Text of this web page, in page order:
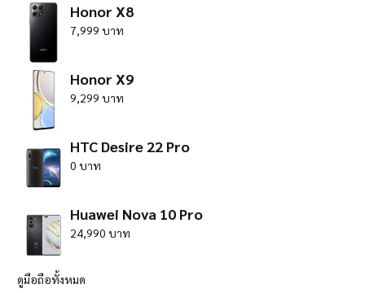
Honor X8
7,999 บาท
Honor X9
9,299 บาท
HTC Desire 22 Pro
0 บาท
Huawei Nova 10 Pro
24,990 บาท
ดูมือถือทั้งหมด